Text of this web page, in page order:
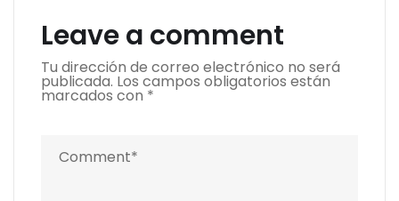
Leave a comment
Tu dirección de correo electrónico no será
publicada. Los campos obligatorios están
marcados con *